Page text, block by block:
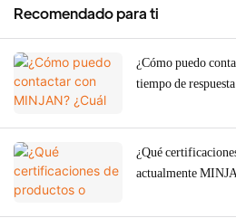
Recomendado para ti
¿Cómo puedo
tiempo de
¿Qué
actualmente